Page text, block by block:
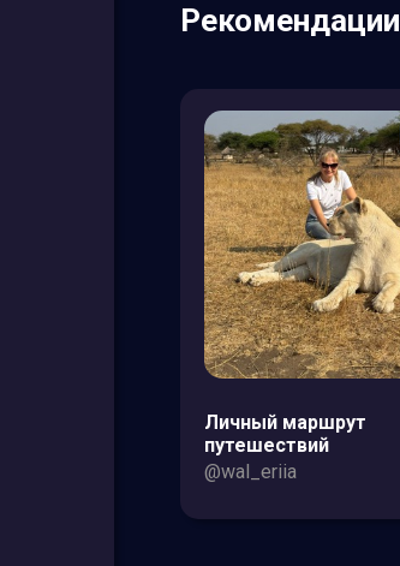
Рекомендации
Личный маршрут
путешествий
@wal_eriia